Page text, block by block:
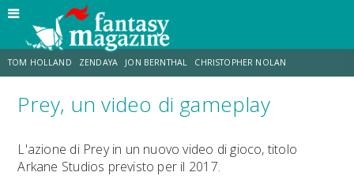
TOM HOLLAND ZENDAYA JON BERNTHAL CHRISTOPHER NOLAN
STRANIMONDI LUCCA COMICS & GAMES ODISSEA JACOB BATALON
SPIDER-MAN: BRAND NEW DAY MICHAEL MANDO
Prey, un video di gameplay
L'azione di Prey in un nuovo video di gioco, titolo
Arkane Studios previsto per il 2017.